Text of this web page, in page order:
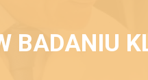
BADANIU